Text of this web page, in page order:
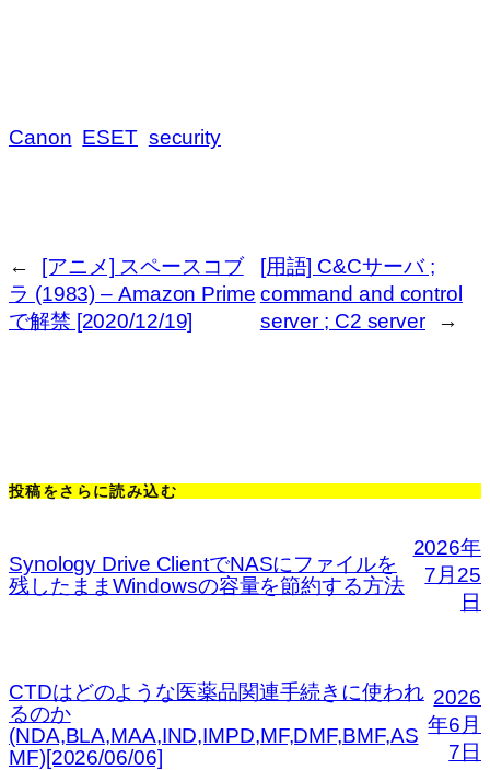
Canon ESET security
←
[アニメ] スペースコブ
ラ (1983) – Amazon Prime
で解禁 [2020/12/19]
[用語] C&Cサーバ ;
command and control
server ; C2 server
→
投稿をさらに読み込む
Synology Drive ClientでNASにファイルを
残したままWindowsの容量を節約する方法
2026年
7月25
日
CTDはどのような医薬品関連手続きに使われ
るのか
(NDA,BLA,MAA,IND,IMPD,MF,DMF,BMF,AS
MF)[2026/06/06]
2026
年6月
7日